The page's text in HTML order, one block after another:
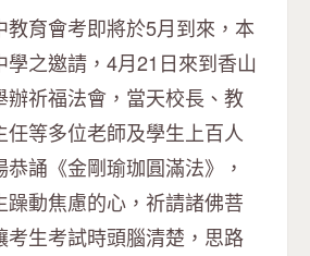
教育會考即將於5月到來，本
學之邀請，4月21日來到香山
辦祈福法會，當天校長、教
任等多位老師及學生上百人
誦《金剛瑜珈圓滿法》，
躁動焦慮的心，祈請諸佛菩
考生考試時頭腦清楚，思路